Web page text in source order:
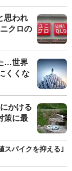
思われ
クロの
…世界
くくな
かける
策に最
スパイクを抑える｣